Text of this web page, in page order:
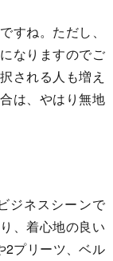
すね。ただし、
なりますのでご
される人も増え
は、やはり無地
ジネスシーンで
、着心地の良い
2プリーツ、ベル